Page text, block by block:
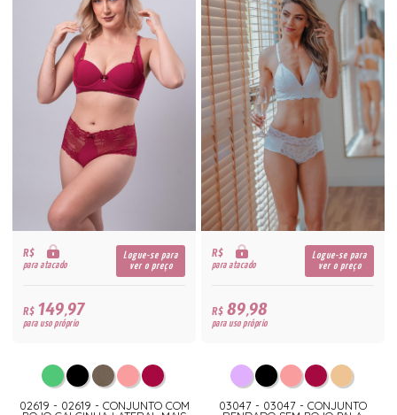
R$
para atacado
Logue-se para
ver o preço
R$149,97
para uso próprio
02619 - 02619 - CONJUNTO COM
R$
para atacado
Logue-se para
ver o preço
R$89,98
para uso próprio
03047 - 03047 - CONJUNTO